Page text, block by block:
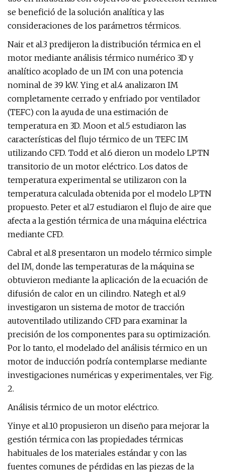
se benefició de la solución analítica y las
consideraciones de los parámetros térmicos.
Nair et al.3 predijeron la distribución térmica en el
motor mediante análisis térmico numérico 3D y
analítico acoplado de un IM con una potencia
nominal de 39 kW. Ying et al.4 analizaron IM
completamente cerrado y enfriado por ventilador
(TEFC) con la ayuda de una estimación de
temperatura en 3D. Moon et al.5 estudiaron las
características del flujo térmico de un TEFC IM
utilizando CFD. Todd et al.6 dieron un modelo LPTN
transitorio de un motor eléctrico. Los datos de
temperatura experimental se utilizaron con la
temperatura calculada obtenida por el modelo LPTN
propuesto. Peter et al.7 estudiaron el flujo de aire que
afecta a la gestión térmica de una máquina eléctrica
mediante CFD.
Cabral et al.8 presentaron un modelo térmico simple
del IM, donde las temperaturas de la máquina se
obtuvieron mediante la aplicación de la ecuación de
difusión de calor en un cilindro. Nategh et al.9
investigaron un sistema de motor de tracción
autoventilado utilizando CFD para examinar la
precisión de los componentes para su optimización.
Por lo tanto, el modelado del análisis térmico en un
motor de inducción podría contemplarse mediante
investigaciones numéricas y experimentales, ver Fig.
2.
Análisis térmico de un motor eléctrico.
Yinye et al.10 propusieron un diseño para mejorar la
gestión térmica con las propiedades térmicas
habituales de los materiales estándar y con las
fuentes comunes de pérdidas en las piezas de la